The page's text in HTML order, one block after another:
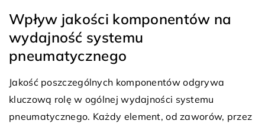
Wpływ jakości komponentów na
wydajność systemu
pneumatycznego
Jakość poszczególnych komponentów odgrywa
kluczową rolę w ogólnej wydajności systemu
pneumatycznego. Każdy element, od zaworów, przez